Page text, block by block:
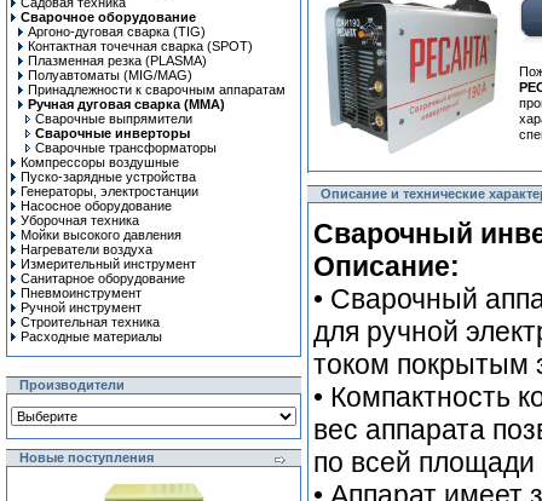
Сварочное оборудование
Аргоно-дуговая сварка (TIG)
Контактная точечная сварка (SPOT)
Плазменная резка (PLASMA)
Полуавтоматы (MIG/MAG)
Принадлежности к сварочным аппаратам
Ручная дуговая сварка (MMA)
Сварочные выпрямители
Сварочные инверторы
Сварочные трансформаторы
Компрессоры воздушные
Пуско-зарядные устройства
Генераторы, электростанции
Насосное оборудование
Уборочная техника
Мойки высокого давления
Нагреватели воздуха
Измерительный инструмент
Санитарное оборудование
Пневмоинструмент
Ручной инcтрумент
Строительная техника
Расходные материалы
Производители
Новые поступления
Описание и технические
Сварочный
Описание:
• Сварочный
для ручной
током покрытым
• Компактность
вес аппарата
по всей площади